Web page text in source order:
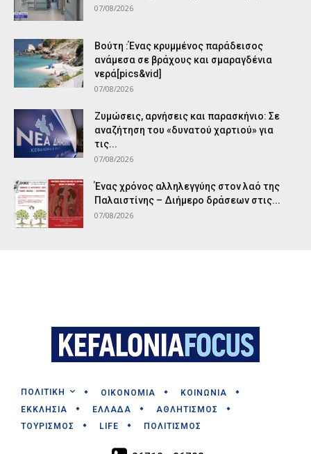
07/08/2026
Βούτη :Ένας κρυμμένος παράδεισος
ανάμεσα σε βράχους και σμαραγδένια
νερά[pics&vid]
07/08/2026
Ζυμώσεις, αρνήσεις και παρασκήνιο: Σε
αναζήτηση του «δυνατού χαρτιού» για
τις...
07/08/2026
Ένας χρόνος αλληλεγγύης στον λαό της
Παλαιστίνης – Διήμερο δράσεων στις...
07/08/2026
ΠΟΛΙΤΙΚΗ ΟΙΚΟΝΟΜΙΑ
ΚΟΙΝΩΝΙΑ
ΕΚΚΛΗΣΙΑ
ΕΛΛΑΔΑ
ΑΘΛΗΤΙΣΜΟΣ
ΤΟΥΡΙΣΜΟΣ
LIFE ΠΟΛΙΤΙΣΜΟΣ